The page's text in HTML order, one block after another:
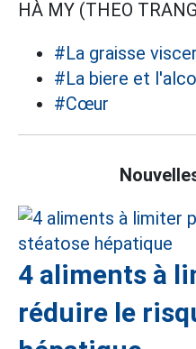
HÀ MY (THEO
#La graisse
#La biere et
#Cœur
4 aliments à
réduire le